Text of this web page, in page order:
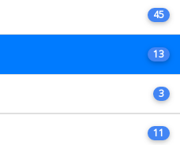
45
13
3
11